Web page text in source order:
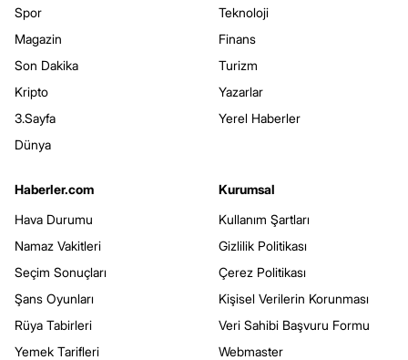
Spor
Magazin
Son Dakika
Kripto
3.Sayfa
Dünya
Teknoloji
Finans
Turizm
Yazarlar
Yerel Haberler
Haberler.com
Hava Durumu
Namaz Vakitleri
Seçim Sonuçları
Şans Oyunları
Rüya Tabirleri
Yemek Tarifleri
Kurumsal
Kullanım Şartları
Gizlilik Politikası
Çerez Politikası
Kişisel Verilerin Korunması
Veri Sahibi Başvuru Formu
Webmaster